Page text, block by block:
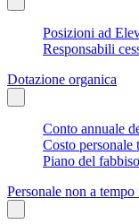
Posizioni ad
Responsabili
Dotazione organica
Conto annuale
Costo personale
Piano del
Personale non a